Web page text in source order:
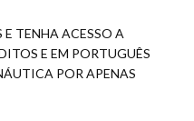
E TENHA ACESSO A
E EM PORTUGUÊS
POR APENAS